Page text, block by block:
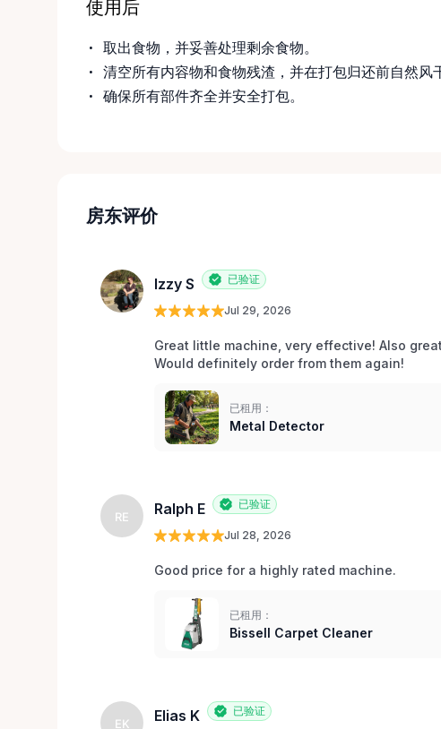
使用后
取出食物，并妥善处理剩余食物。
清空所有内容物和食物残渣，并在打包归还前自然风
确保所有部件齐全并安全打包。
房东评价
Izzy S 已验证
Jul 29, 2026
Great little machine, very effective! Also
Would definitely order from them again!
已租用：
Metal Detector
RE Ralph E 已验证
Jul 28, 2026
Good price for a highly rated machine.
已租用：
Bissell Carpet Cleaner
EK Elias K 已验证